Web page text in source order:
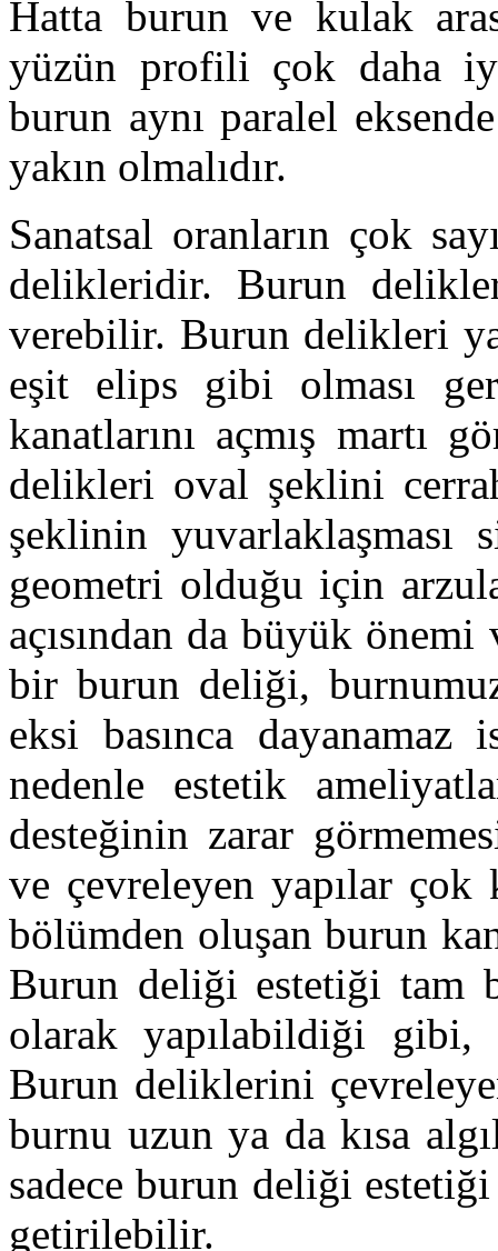
Hatta burun ve kulak
yüzün profili çok daha
burun aynı paralel
yakın olmalıdır.
Sanatsal oranların çok
delikleridir. Burun
verebilir. Burun delikleri
eşit elips gibi olması
kanatlarını açmış martı
delikleri oval şeklini
şeklinin
geometri olduğu için
açısından da büyük önemi
bir burun deliği,
eksi basınca
nedenle estetik
desteğinin zarar
ve çevreleyen yapılar
bölümden oluşan burun
Burun deliği estetiği tam
olarak yapılabildiği gibi,
Burun deliklerini
burnu uzun ya da kısa
sadece burun deliği
getirilebilir.